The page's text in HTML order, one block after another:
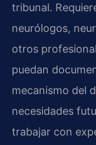
tribunal.
neurólogos,
otros
puedan
mecanismo del
necesidades
trabajar con